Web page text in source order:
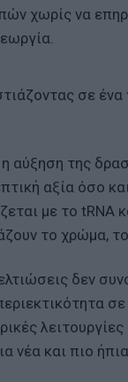
χωρίς να
σε
αύξηση της
αξία όσο
με το
το χρώμα,
δεν
νέα και πιο